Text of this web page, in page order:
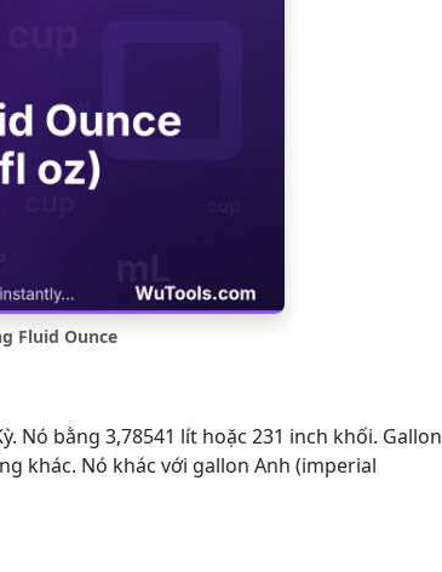
Fluid Ounce
Nó bằng 3,78541 lít hoặc 231 inch khối. Gallon
khác. Nó khác với gallon Anh (imperial